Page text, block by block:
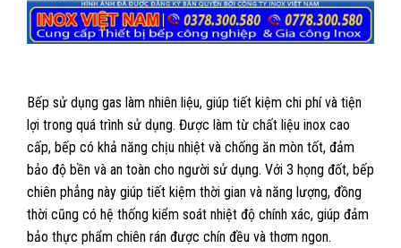
Bếp sử dụng gas làm nhiên liệu, giúp tiết kiệm chi phí và tiện
lợi trong quá trình sử dụng. Được làm từ chất liệu inox cao
cấp, bếp có khả năng chịu nhiệt và chống ăn mòn tốt, đảm
bảo độ bền và an toàn cho người sử dụng. Với 3 họng đốt, bếp
chiên phẳng này giúp tiết kiệm thời gian và năng lượng, đồng
thời cũng có hệ thống kiểm soát nhiệt độ chính xác, giúp đảm
bảo thực phẩm chiên rán được chín đều và thơm ngon.